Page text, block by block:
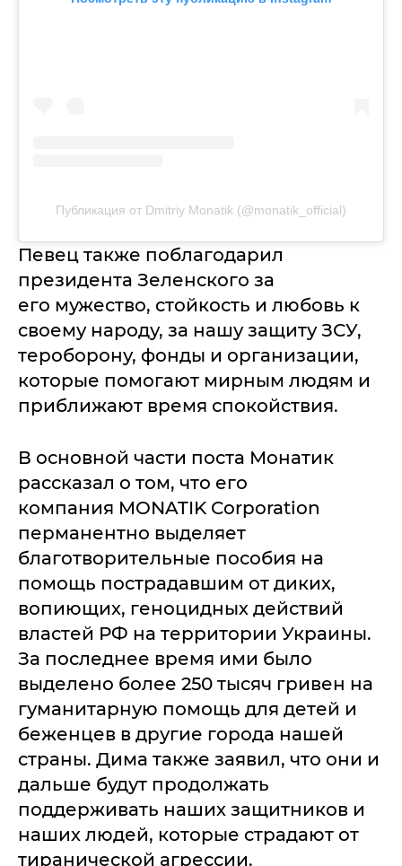
Публикация от Dmitriy Monatik (@monatik_official)
Певец также поблагодарил
президента Зеленского за
его мужество, стойкость и любовь к
своему народу, за нашу защиту ЗСУ,
тероборону, фонды и организации,
которые помогают мирным людям и
приближают время спокойствия.
В основной части поста Монатик
рассказал о том, что его
компания MONATIK Corporation
перманентно выделяет
благотворительные пособия на
помощь пострадавшим от диких,
вопиющих, геноцидных действий
властей РФ на территории Украины.
За последнее время ими было
выделено более 250 тысяч гривен на
гуманитарную помощь для детей и
беженцев в другие города нашей
страны. Дима также заявил, что они и
дальше будут продолжать
поддерживать наших защитников и
наших людей, которые страдают от
тиранической агрессии.